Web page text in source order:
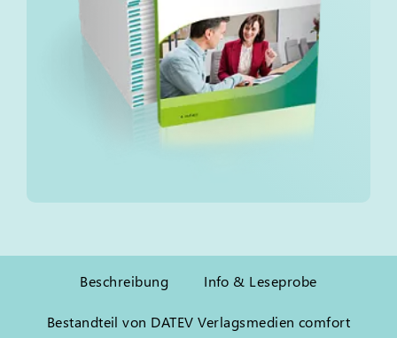
Beschreibung Info & Leseprobe
Bestandteil von DATEV Verlagsmedien comfort